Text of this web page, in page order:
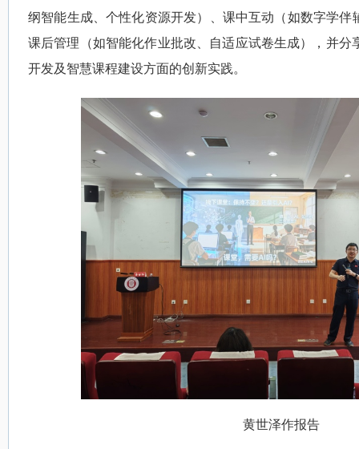
纲智能生成、个性化资源开发）、课中互动（如数字学伴
课后管理（如智能化作业批改、自适应试卷生成），并分
开发及智慧课程建设方面的创新实践。
黄世泽作报告